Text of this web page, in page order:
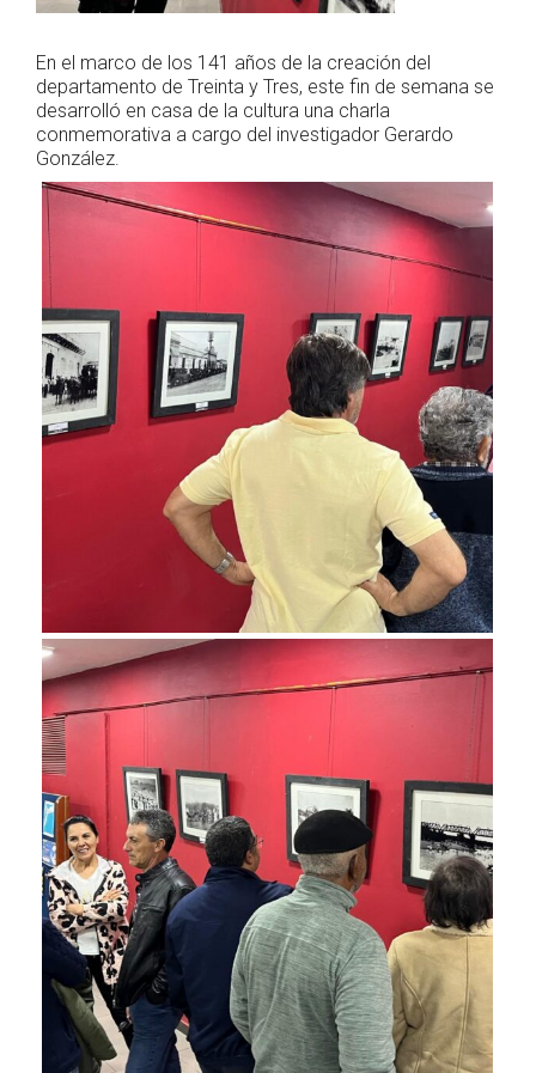
En el marco de los 141 años de la creación del
departamento de Treinta y Tres, este fin de semana se
desarrolló en casa de la cultura una charla
conmemorativa a cargo del investigador Gerardo
González.